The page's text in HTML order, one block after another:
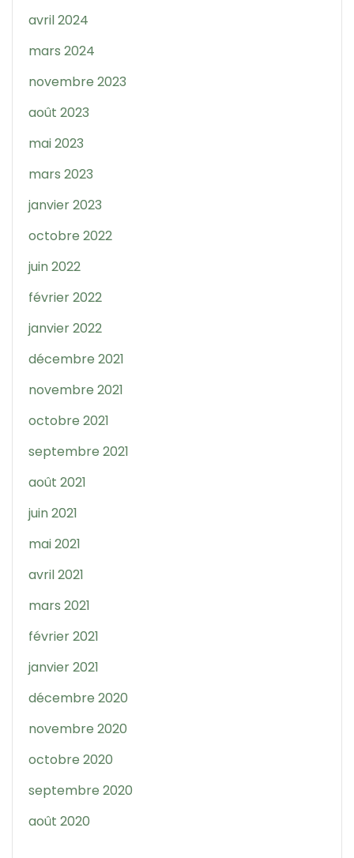
avril 2024
mars 2024
novembre 2023
août 2023
mai 2023
mars 2023
janvier 2023
octobre 2022
juin 2022
février 2022
janvier 2022
décembre 2021
novembre 2021
octobre 2021
septembre 2021
août 2021
juin 2021
mai 2021
avril 2021
mars 2021
février 2021
janvier 2021
décembre 2020
novembre 2020
octobre 2020
septembre 2020
août 2020